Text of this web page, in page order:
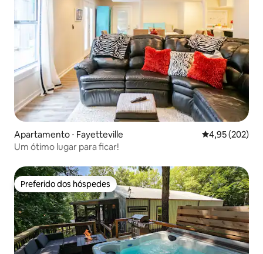
Apartamento ⋅ Fayetteville 4,95 de uma
4,95 (202)
Um ótimo lugar para ficar!
Preferido dos hóspedes
Preferido dos hóspedes